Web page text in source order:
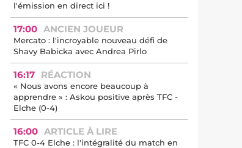
l'émission en direct ici !
17:00 ANCIEN JOUEUR
Mercato : l'incroyable nouveau défi de
Shavy Babicka avec Andrea Pirlo
16:17 RÉACTION
« Nous avons encore beaucoup à
apprendre » : Askou positive après TFC -
Elche (0-4)
16:00 ARTICLE À LIRE
TFC 0-4 Elche : l'intégralité du match en